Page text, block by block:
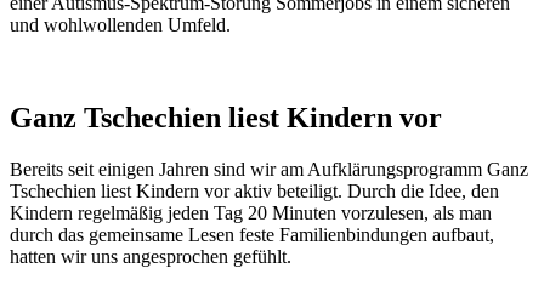
und wohlwollenden Umfeld.
Ganz Tschechien liest Kindern vor
Bereits seit einigen Jahren sind wir am Aufklärungsprogramm Ganz
Tschechien liest Kindern vor aktiv beteiligt. Durch die Idee, den
Kindern regelmäßig jeden Tag 20 Minuten vorzulesen, als man
durch das gemeinsame Lesen feste Familienbindungen aufbaut,
hatten wir uns angesprochen gefühlt.